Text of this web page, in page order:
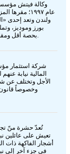
ولندن وتعد إحدى
بورز وموديز،
حصتها إلى ٨٠% مع احتفاظ Fimalac بحصة أقل ومقاعد في المجلس.
شركة استثمار
المالية نيابة
الأجل وتختلف عن
تُعدّ حشرة منّ
تعيش على عائلين
أشجار الفاكهة ذات
في جزء آخر إلى